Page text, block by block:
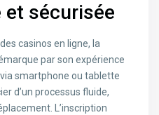
et sécurisée
casinos en ligne, la
par son expérience
smartphone ou tablette
d’un processus fluide,
L’inscription